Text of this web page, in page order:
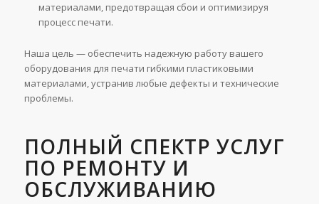
материалами, предотвращая сбои и оптимизируя
процесс печати.
Наша цель — обеспечить надежную работу вашего
оборудования для печати гибкими пластиковыми
материалами, устранив любые дефекты и технические
проблемы.
ПОЛНЫЙ СПЕКТР УСЛУГ
ПО РЕМОНТУ И
ОБСЛУЖИВАНИЮ